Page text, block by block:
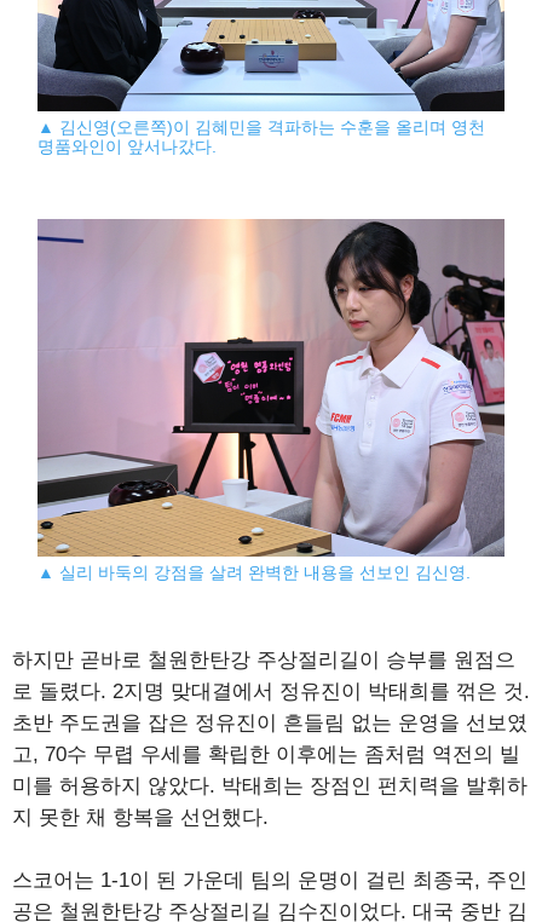
▲ 김신영(오른쪽)이 김혜민을 격파하는 수훈을 올리며 영천
명품와인이 앞서나갔다.
▲ 실리 바둑의 강점을 살려 완벽한 내용을 선보인 김신영.
하지만 곧바로 철원한탄강 주상절리길이 승부를 원점으
로 돌렸다. 2지명 맞대결에서 정유진이 박태희를 꺾은 것.
초반 주도권을 잡은 정유진이 흔들림 없는 운영을 선보였
고, 70수 무렵 우세를 확립한 이후에는 좀처럼 역전의 빌
미를 허용하지 않았다. 박태희는 장점인 펀치력을 발휘하
지 못한 채 항복을 선언했다.
스코어는 1-1이 된 가운데 팀의 운명이 걸린 최종국, 주인
공은 철원한탄강 주상절리길 김수진이었다. 대국 중반 김